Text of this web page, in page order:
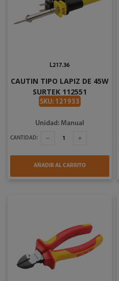
CAUTIN TIPO LAPIZ DE 45W
SURTEK 112551
SKU: 121933
L217.36
Unidad: Manual
CANTIDAD:
AÑADIR AL CARRITO